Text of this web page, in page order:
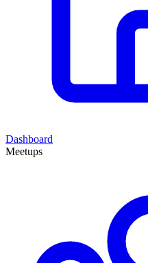
Dashboard
Meetups